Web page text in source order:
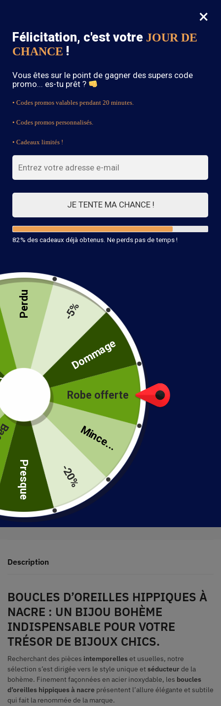
0
SOLDES : -15% sur toute la boutique avec le code « BOHEME15 »
Boucle d’Oreille avec Nacre Hippie
19 en stock
Ajouter au panier
30 jours pour retourner votre produit
Expédié en 48 heures
Description
BOUCLES D’OREILLES HIPPIQUES À
NACRE : UN BIJOU BOHÈME
INDISPENSABLE POUR VOTRE
TRÉSOR DE BIJOUX CHICS.
Recherchant des pièces intemporelleset usuelles, notre
sélection s’est dirigée vers le style unique etséducteur de la
bohème. Finement façonnées en acier inoxydable, les boucles
d’oreilles hippiques à nacre présentent l’allure élégante et subtile
qui fait la renommée de la marque.
×
Félicitation, c'est votre JOUR DE
CHANCE !
Vous êtes sur le point de gagner des supers code
promo... es-tu prêt ?
• Codes promos valables pendant 20 minutes.
• Codes promos personnalisés.
• Cadeaux limités !
JE TENTE MA CHANCE !
82% des cadeaux déjà obtenus. Ne perds pas de temps !
Robe offerte
Mince...
-20%
Presque
Perdu -5%
Dommage